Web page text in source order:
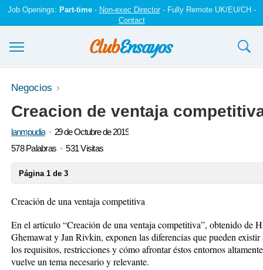
Job Openings: Part-time- Non-exec Director- Fully Remote UK/EU/CH -
Contact
Ensayos y trabajos
Registrarse
Iniciar sesión
Negocios
Creacion de ventaja
lanmpudia
29 de Octubre de 2019
578 Palabras
531 Visitas
Página 1 de 3
Creación de una ventaja competitiva
En el artículo “Creación de una ventaja competitiva”, obtenido de
Ghemawat y Jan Rivkin, exponen las diferencias que pueden
los requisitos, restricciones y cómo afrontar éstos entornos
vuelve un tema necesario y relevante.